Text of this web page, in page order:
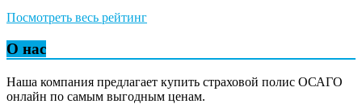
Посмотреть весь рейтинг
О нас
Наша компания предлагает купить страховой полис ОСАГО
онлайн по самым выгодным ценам.